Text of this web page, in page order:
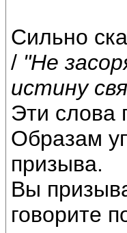
Сильно
/ "Не
истину
Эти слова
Образам
призыва.
Вы
говорите